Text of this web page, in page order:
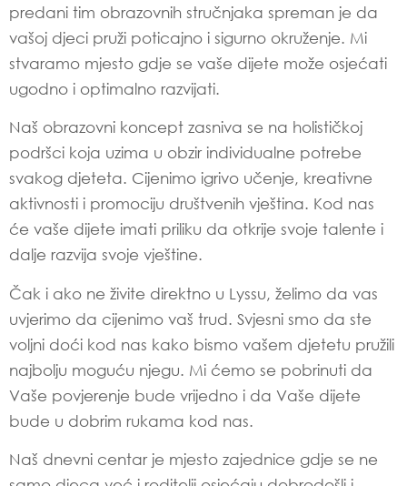
predani tim obrazovnih stručnjaka spreman je da
vašoj djeci pruži poticajno i sigurno okruženje. Mi
stvaramo mjesto gdje se vaše dijete može osjećati
ugodno i optimalno razvijati.
Naš obrazovni koncept zasniva se na holističkoj
podršci koja uzima u obzir individualne potrebe
svakog djeteta. Cijenimo igrivo učenje, kreativne
aktivnosti i promociju društvenih vještina. Kod nas
će vaše dijete imati priliku da otkrije svoje talente i
dalje razvija svoje vještine.
Čak i ako ne živite direktno u Lyssu, želimo da vas
uvjerimo da cijenimo vaš trud. Svjesni smo da ste
voljni doći kod nas kako bismo vašem djetetu pružili
najbolju moguću njegu. Mi ćemo se pobrinuti da
Vaše povjerenje bude vrijedno i da Vaše dijete
bude u dobrim rukama kod nas.
Naš dnevni centar je mjesto zajednice gdje se ne